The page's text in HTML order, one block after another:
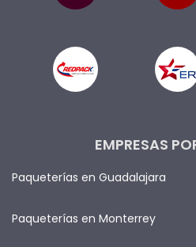
EMPRESAS
Paqueterías en Guadalajara
Paqueterías en Monterrey